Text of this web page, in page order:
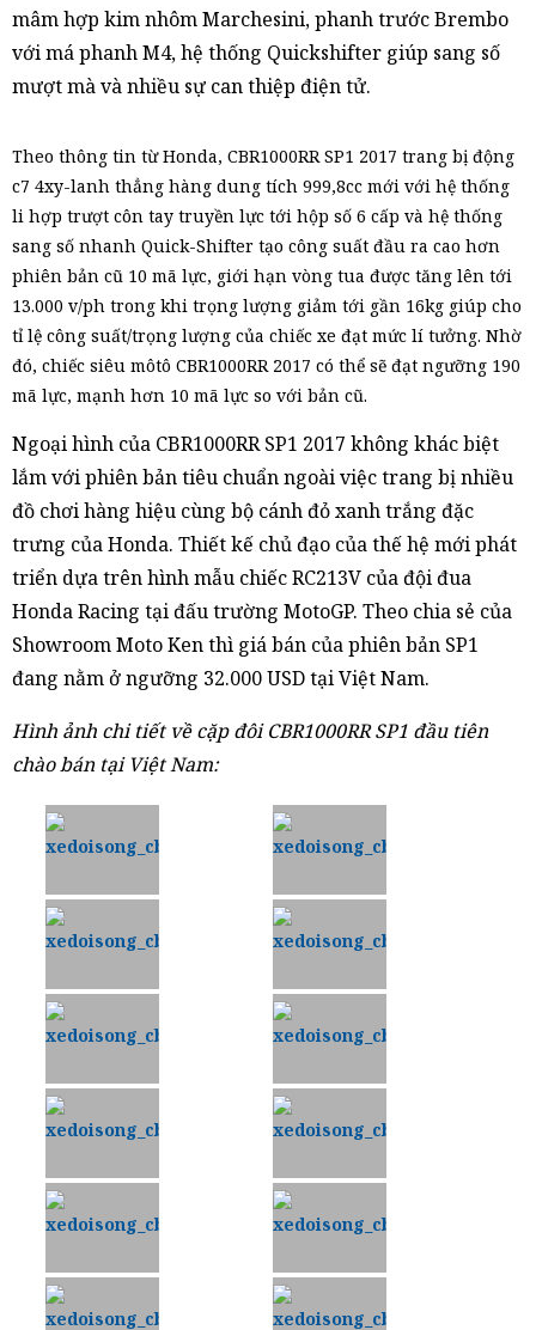
mâm hợp kim nhôm Marchesini, phanh trước Brembo
với má phanh M4, hệ thống Quickshifter giúp sang số
mượt mà và nhiều sự can thiệp điện tử.
Theo thông tin từ Honda, CBR1000RR SP1 2017 trang bị động
c7 4xy-lanh thẳng hàng dung tích 999,8cc mới với hệ thống
li hợp trượt côn tay truyền lực tới hộp số 6 cấp và hệ thống
sang số nhanh Quick-Shifter tạo công suất đầu ra cao hơn
phiên bản cũ 10 mã lực, giới hạn vòng tua được tăng lên tới
13.000 v/ph trong khi trọng lượng giảm tới gần 16kg giúp cho
tỉ lệ công suất/trọng lượng của chiếc xe đạt mức lí tưởng. Nhờ
đó, chiếc siêu môtô CBR1000RR 2017 có thể sẽ đạt ngưỡng 190
mã lực, mạnh hơn 10 mã lực so với bản cũ.
Ngoại hình của CBR1000RR SP1 2017 không khác biệt
lắm với phiên bản tiêu chuẩn ngoài việc trang bị nhiều
đồ chơi hàng hiệu cùng bộ cánh đỏ xanh trắng đặc
trưng của Honda. Thiết kế chủ đạo của thế hệ mới phát
triển dựa trên hình mẫu chiếc RC213V của đội đua
Honda Racing tại đấu trường MotoGP. Theo chia sẻ của
Showroom Moto Ken thì giá bán của phiên bản SP1
đang nằm ở ngưỡng 32.000 USD tại Việt Nam.
Hình ảnh chi tiết về cặp đôi CBR1000RR SP1 đầu tiên
chào bán tại Việt Nam: